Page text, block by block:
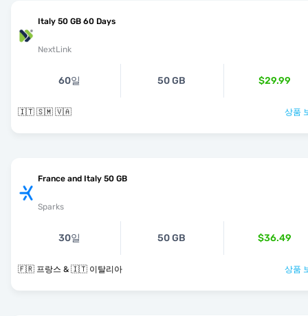
Italy 50 GB 60 Days
NextLink
60일 50 GB $29.99
🇮🇹 🇸🇲 🇻🇦 상품
France and Italy 50 GB
Sparks
30일 50 GB $36.49
🇫🇷 프랑스 & 🇮🇹 이탈리아 상품